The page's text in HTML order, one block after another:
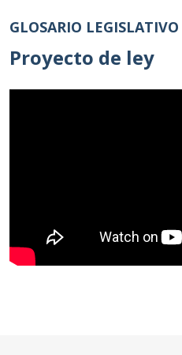
GLOSARIO LEGISLATIVO
Proyecto de ley